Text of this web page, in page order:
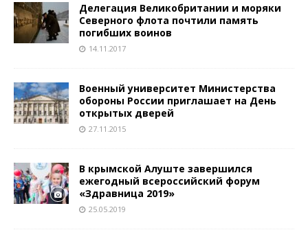
Делегация Великобритании и моряки
Северного флота почтили память
погибших воинов
14.11.2017
Военный университет Министерства
обороны России приглашает на День
открытых дверей
27.11.2015
В крымской Алуште завершился
ежегодный всероссийский форум
«Здравница 2019»
25.05.2019